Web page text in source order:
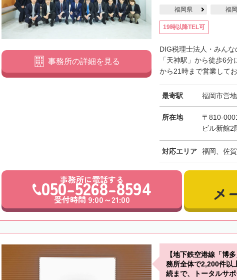
福岡県 福
19時以降TEL可
DIG税理士法人・みん
「天神駅」から徒歩6
から21時まで営業して
最寄駅 福岡市営
所在地
〒810-
ビル新館2
対応エリア 福岡、佐
事務所の詳細を見る
事務所に電話する
050-5268-8594
受付時間 9:00～21:00 メ
【地下鉄空港線「博
務所全体で2,200件以
続まで、トータルサポ